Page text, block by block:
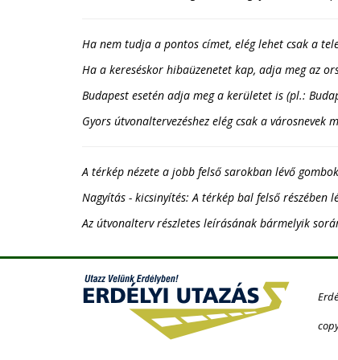
Ha nem tudja a pontos címet, elég lehet csak a
Ha a kereséskor hibaüzenetet kap, adja meg az
Budapest esetén adja meg a kerületet is (pl.:
Gyors útvonaltervezéshez elég csak a városnevek
A térkép nézete a jobb felső sarokban lévő
Nagyítás - kicsinyítés: A térkép bal felső
Az útvonalterv részletes leírásának bármelyik